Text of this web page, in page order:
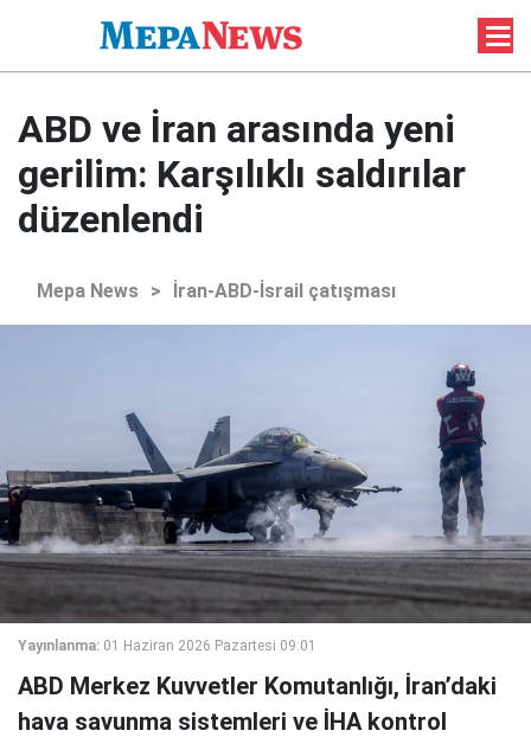
ABD ve İran arasında yeni
gerilim: Karşılıklı saldırılar
düzenlendi
Mepa News > İran-ABD-İsrail çatışması
Yayınlanma: 01 Haziran 2026 Pazartesi 09:01
ABD Merkez Kuvvetler Komutanlığı, İran’daki
hava savunma sistemleri ve İHA kontrol